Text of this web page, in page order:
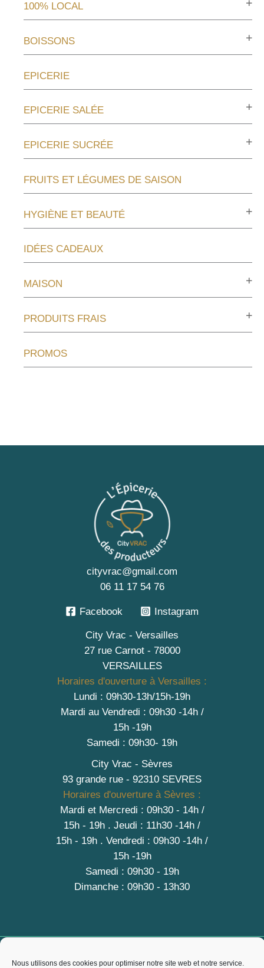
Nous utilisons des cookies pour optimiser notre site web et notre service.
100% LOCAL
BOISSONS
EPICERIE
EPICERIE SALÉE
EPICERIE SUCRÉE
FRUITS ET LÉGUMES DE SAISON
HYGIÈNE ET BEAUTÉ
IDÉES CADEAUX
MAISON
PRODUITS FRAIS
PROMOS
cityvrac@gmail.com
06 11 17 54 76
Facebook Instagram
City Vrac - Versailles
27 rue Carnot - 78000
VERSAILLES
Horaires d'ouverture à Versailles :
Lundi : 09h30-13h/15h-19h
Mardi au Vendredi : 09h30 -14h /
15h -19h
Samedi : 09h30- 19h
City Vrac - Sèvres
93 grande rue - 92310 SEVRES
Horaires d'ouverture à Sèvres :
Mardi et Mercredi : 09h30 - 14h /
15h - 19h . Jeudi : 11h30 -14h /
15h - 19h . Vendredi : 09h30 -14h /
15h -19h
Samedi : 09h30 - 19h
Dimanche : 09h30 - 13h30